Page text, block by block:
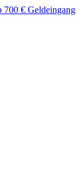
€ Geldeingang